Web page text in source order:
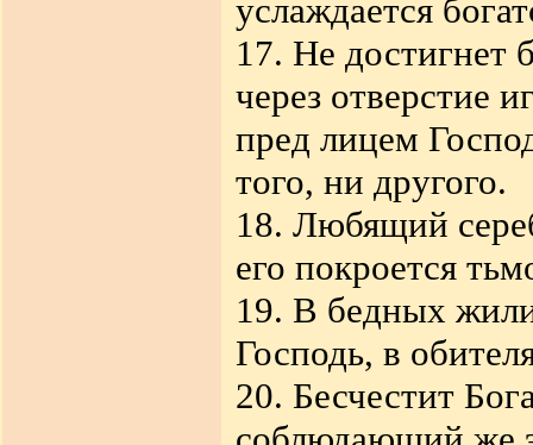
услаждается
17. Не достигнет
через
пред лицем
того, ни другого.
18. Любящий
его покроется
19. В бедных
Господь, в
20. Бесчестит